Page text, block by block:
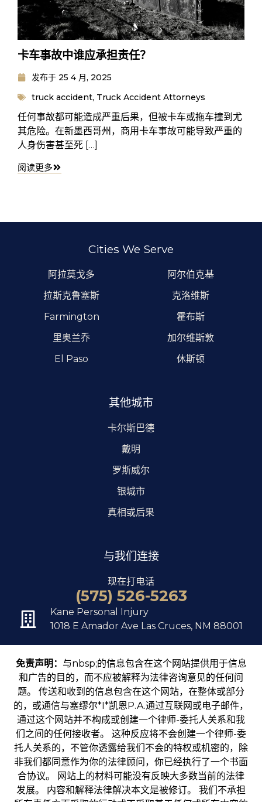
卡车事故中谁应承担责任？
发布于 25 4 月, 2025
truck accident, Truck Accident Attorneys
任何事故都可能造成严重后果，但被卡车或拖车撞到尤
其危险。在新墨西哥州，商用卡车事故可能导致严重的
人身伤害甚至死 […]
阅读更多
Cities We Serve
阿拉莫戈多
阿尔伯克基
拉斯克鲁塞斯
克洛维斯
Farmington
霍布斯
里奥兰乔
加尔维斯敦
El Paso
休斯顿
其他城市
卡尔斯巴德
戴明
罗斯威尔
银城市
真相或后果
与我们连接
现在打电话
(575) 526-5263
Kane Personal Injury
1018 E Amador Ave Las Cruces, NM 88001
免责声明： 与nbsp;的信息包含在这个网站提供用于信息
和广告的目的，而不应被解释为法律咨询意见的任何问
题。 传送和收到的信息包含在这个网站，在整体或部分
的，或通信与塞缪尔*I*凯恩P.A.通过互联网或电子邮件，
通过这个网站并不构成或创建一个律师-委托人关系和我
们之间的任何接收者。 这种反应将不会创建一个律师-委
托人关系的，不管你透露给我们不会的特权或机密的，除
非我们都同意作为你的法律顾问，你已经执行了一个书面
合协议。 网站上的材料可能没有反映大多数当前的法律
发展。 内容和解释法律解决本文是被修订。 我们不承担